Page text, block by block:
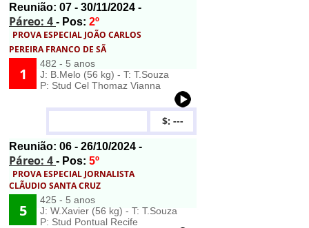
Reunião: 07 - 30/11/2024 -
Páreo: 4 - Pos: 2º
PROVA ESPECIAL JOÃO CARLOS
PEREIRA FRANCO DE SÃ
1
482 - 5 anos
J: B.Melo (56 kg) - T: T.Souza
P: Stud Cel Thomaz Vianna
$: ---
Reunião: 06 - 26/10/2024 -
Páreo: 4 - Pos: 5º
PROVA ESPECIAL JORNALISTA
CLÃUDIO SANTA CRUZ
5
425 - 5 anos
J: W.Xavier (56 kg) - T: T.Souza
P: Stud Pontual Recife